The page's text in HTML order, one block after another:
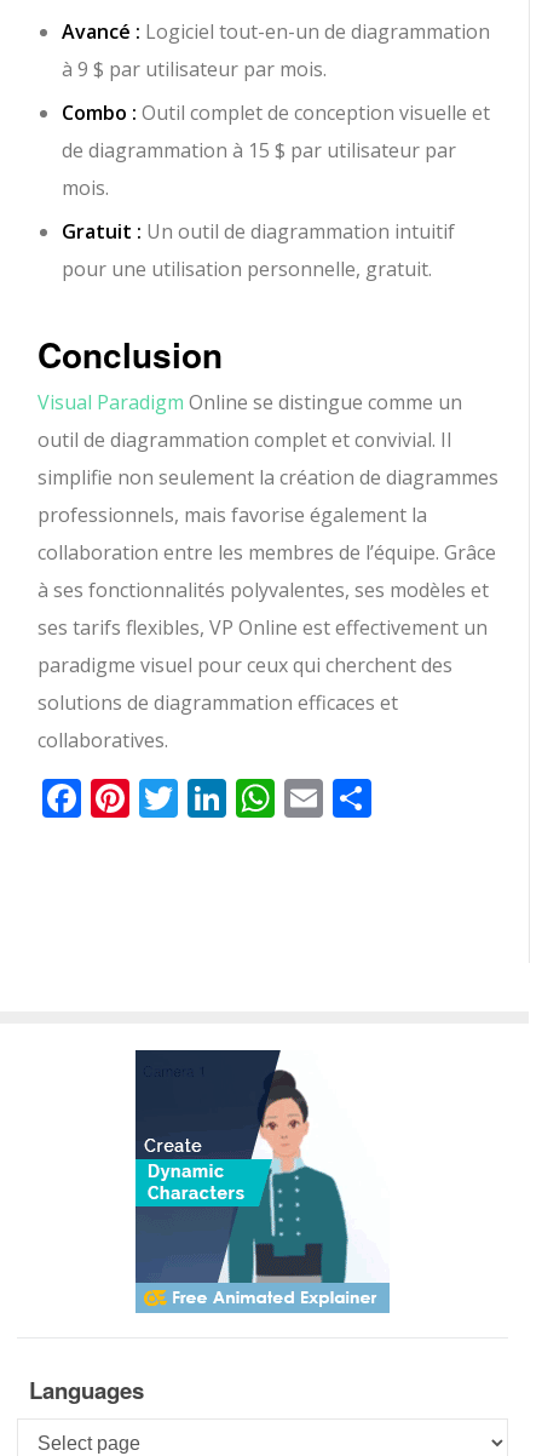
Avancé : Logiciel tout-en-un de diagrammation
à 9 $ par utilisateur par mois.
Combo : Outil complet de conception visuelle et
de diagrammation à 15 $ par utilisateur par
mois.
Gratuit : Un outil de diagrammation intuitif
pour une utilisation personnelle, gratuit.
Conclusion
Visual Paradigm Online se distingue comme un
outil de diagrammation complet et convivial. Il
simplifie non seulement la création de diagrammes
professionnels, mais favorise également la
collaboration entre les membres de l’équipe. Grâce
à ses fonctionnalités polyvalentes, ses modèles et
ses tarifs flexibles, VP Online est effectivement un
paradigme visuel pour ceux qui cherchent des
solutions de diagrammation efficaces et
collaboratives.
Facebook
Pinterest
Twitter
LinkedIn
WhatsApp
Email
Languages
Languages